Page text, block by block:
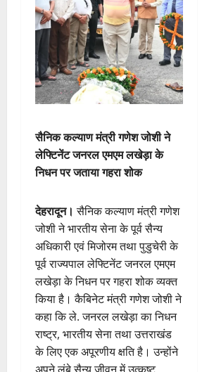
सैनिक कल्याण मंत्री गणेश जोशी ने
लेफ्टिनेंट जनरल एमएम लखेड़ा के
निधन पर जताया गहरा शोक
देहरादून। सैनिक कल्याण मंत्री गणेश
जोशी ने भारतीय सेना के पूर्व सैन्य
अधिकारी एवं मिजोरम तथा पुडुचेरी के
पूर्व राज्यपाल लेफ्टिनेंट जनरल एमएम
लखेड़ा के निधन पर गहरा शोक व्यक्त
किया है। कैबिनेट मंत्री गणेश जोशी ने
कहा कि ले. जनरल लखेड़ा का निधन
राष्ट्र, भारतीय सेना तथा उत्तराखंड
के लिए एक अपूरणीय क्षति है। उन्होंने
अपने लंबे सैन्य जीवन में उत्कृष्ट